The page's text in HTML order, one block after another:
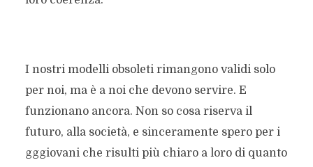
I nostri modelli obsoleti rimangono validi solo
per noi, ma è a noi che devono servire. E
funzionano ancora. Non so cosa riserva il
futuro, alla società, e sinceramente spero per i
gggiovani che risulti più chiaro a loro di quanto